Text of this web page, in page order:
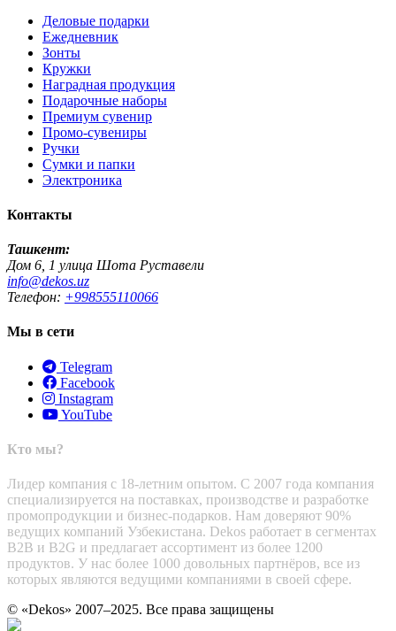
Деловые подарки
Ежедневник
Зонты
Кружки
Наградная продукция
Подарочные наборы
Премиум сувенир
Промо-сувениры
Ручки
Сумки и папки
Электроника
Контакты
Ташкент:
Дом 6, 1 улица Шота Руставели
info@dekos.uz
Телефон: +998555110066
Мы в сети
Telegram
Facebook
Instagram
YouTube
Кто мы?
Лидер компания с 18-летним опытом. С 2007 года компания
специализируется на поставках, производстве и разработке
промопродукции и бизнес-подарков. Нам доверяют 90%
ведущих компаний Узбекистана. Dekos работает в сегментах
B2B и B2G и предлагает ассортимент из более 1200
продуктов. У нас более 1000 довольных партнёров, все из
которых являются ведущими компаниями в своей сфере.
© «Dekos» 2007–2025. Все права защищены